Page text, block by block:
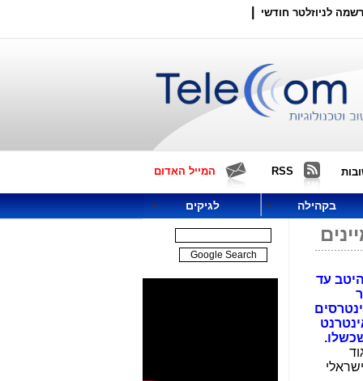
לניוזלטר חודשי
RSS המייל האדום
בקהילה לגיקים
עד
את האינטרסים